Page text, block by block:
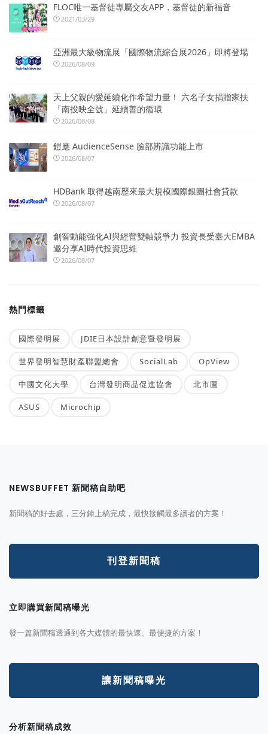
FLOC唯一基督徒專屬交友APP，基督徒的新福音
2021/03/29
亞洲最大級物流展「國際物流綜合展2026」即將登場
2026/08/09
天上父親的愛延續化作希望力量！ 六名子女捐贈家扶
「南投映全號」延續善的循環
2026/08/08
鎧應 AudienceSense 臉部辨識功能上市
2026/08/07
HDBank 取得越南歷來最大規模國際銀團社會貸款
2026/08/07
創智動能強化AI與經營雙軸競爭力 投資長受臺大EMBA
邀分享AI時代投資思維
2026/08/07
熱門標籤
國際發明展 JDIE日本設計創意暨發明展
世界發明智慧財產聯盟總會 SocialLab OpView
中國文化大學 台灣發明商品促進協會 北市圖
ASUS Microchip
NEWSBUFFET 新聞稿自助吧
新聞稿的好去處，三分鐘上稿完成，最快接觸最多讀者的方案！
刊登新聞稿
立即購買新聞稿曝光
發一篇新聞稿透通到各大媒體的最快速、最便捷的方案！
讓新聞稿曝光
分析新聞稿成效